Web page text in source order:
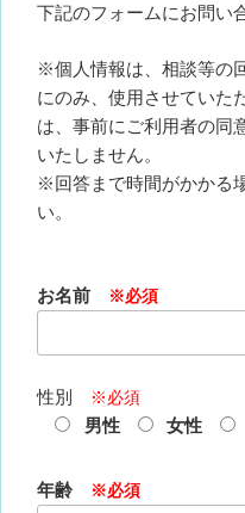
下記のフォームにお問い
※個人情報は、相談等の
にのみ、使用させていた
は、事前にご利用者の同
いたしません。
※回答まで時間がかかる
い。
お名前 ※必須
性別 ※必須
男性 女性
年齢 ※必須